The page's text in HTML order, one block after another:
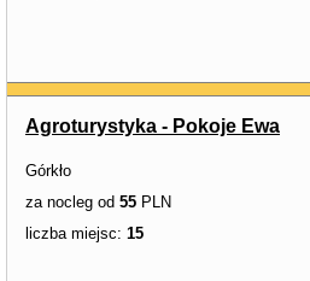
Agroturystyka - Pokoje Ewa
Górkło
za nocleg od 55 PLN
liczba miejsc: 15